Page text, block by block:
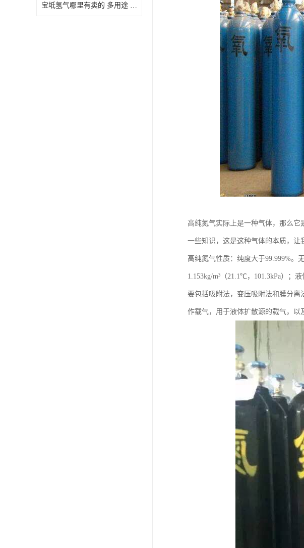
宝坻氢气哪里有卖的 多用途 可以在空气中上升
高纯氮气实际上是一种气体，那么
一些知识，这是这种气体的本质，让
高纯氮气性质：纯度大于99.999%。
1.153kg/m³（21.1℃，101.3kPa）；
要包括吸附法，变压吸附法和膜分
作载气，用于液体扩散源的载气，以